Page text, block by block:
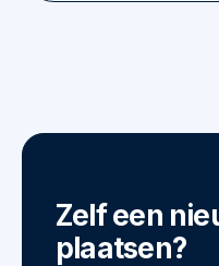
Zelf een
plaatsen?